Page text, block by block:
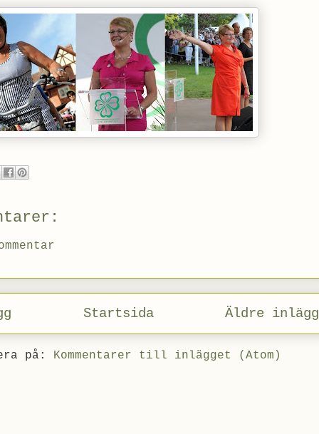
Äldre inlägg
Startsida
på: Kommentarer till inlägget (Atom)